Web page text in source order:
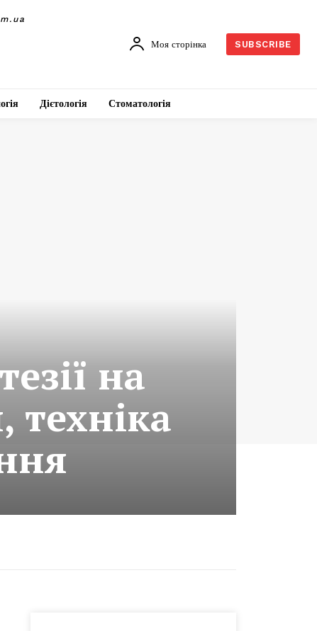
Моя сторінка SUBSCRIBE
Дієтологія Стоматологія
на